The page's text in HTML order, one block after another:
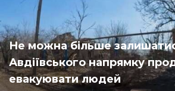
Не можна більше
Авдіївського напрямку
евакуювати людей